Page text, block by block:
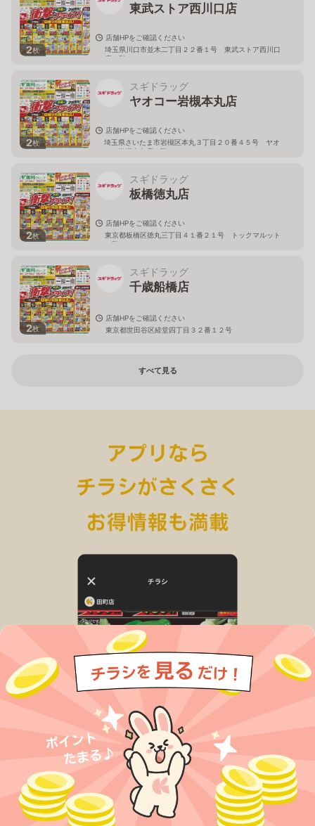
2枚
東武ストア西川口店
店舗HPをご確認ください
埼玉県川口市並木二丁目２２番１号 東武ストア西川口
店２階
2枚
スギドラッグ
ヤオコー岩槻本丸店
店舗HPをご確認ください
埼玉県さいたま市岩槻区本丸３丁目２０番４５号 ヤオ
コー岩槻本丸店２階
2枚
スギドラッグ
板橋徳丸店
店舗HPをご確認ください
東京都板橋区徳丸三丁目４１番２１号 トックマルット
１階
2枚
スギドラッグ
千歳船橋店
店舗HPをご確認ください
東京都世田谷区経堂四丁目３２番１２号
すべて見る